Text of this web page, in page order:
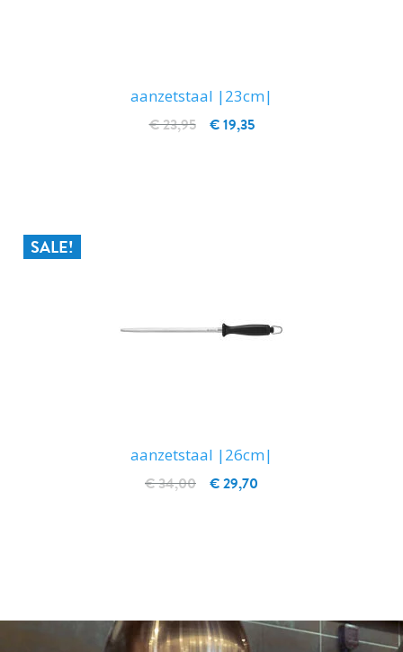
aanzetstaal |23cm|
€ 19,35
€ 23,95
SALE!
aanzetstaal |26cm|
€ 29,70
€ 34,00